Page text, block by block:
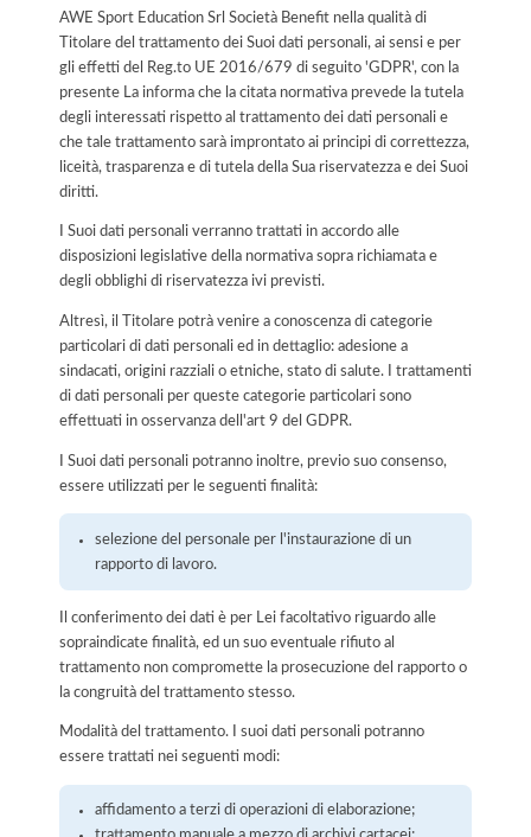
AWE Sport Education Srl Società Benefit nella qualità di
Titolare del trattamento dei Suoi dati personali, ai sensi e per
gli effetti del Reg.to UE 2016/679 di seguito 'GDPR', con la
presente La informa che la citata normativa prevede la tutela
degli interessati rispetto al trattamento dei dati personali e
che tale trattamento sarà improntato ai principi di correttezza,
liceità, trasparenza e di tutela della Sua riservatezza e dei Suoi
diritti.
I Suoi dati personali verranno trattati in accordo alle
disposizioni legislative della normativa sopra richiamata e
degli obblighi di riservatezza ivi previsti.
Altresì, il Titolare potrà venire a conoscenza di categorie
particolari di dati personali ed in dettaglio: adesione a
sindacati, origini razziali o etniche, stato di salute. I trattamenti
di dati personali per queste categorie particolari sono
effettuati in osservanza dell'art 9 del GDPR.
I Suoi dati personali potranno inoltre, previo suo consenso,
essere utilizzati per le seguenti finalità:
selezione del personale per l'instaurazione di un
rapporto di lavoro.
Il conferimento dei dati è per Lei facoltativo riguardo alle
sopraindicate finalità, ed un suo eventuale rifiuto al
trattamento non compromette la prosecuzione del rapporto o
la congruità del trattamento stesso.
Modalità del trattamento. I suoi dati personali potranno
essere trattati nei seguenti modi:
affidamento a terzi di operazioni di elaborazione;